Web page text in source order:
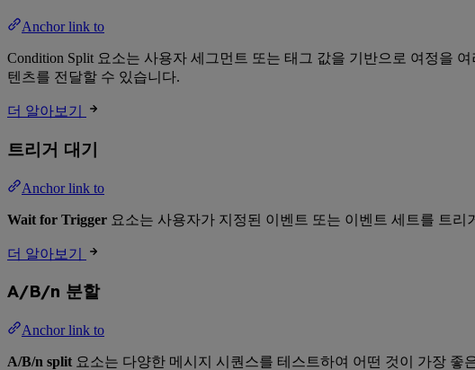
Anchor link to
Condition Split 요소는 사용자 세그먼트 또는 태그 값을 기반으로 여정을
텐츠를 전달할 수 있습니다.
더 알아보기
트리거 대기
Anchor link to
Wait for Trigger 요소는 사용자가 지정된 이벤트 또는 이벤트 세트를 트리
더 알아보기
A/B/n 분할
Anchor link to
A/B/n split 요소는 다양한 메시지 시퀀스를 테스트하여 어떤 것이 가장